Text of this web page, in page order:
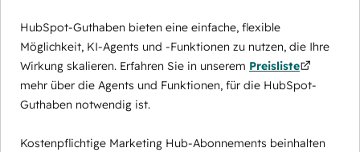
HubSpot-Guthaben bieten eine einfache, flexible
Möglichkeit, KI-Agents und -Funktionen zu nutzen, die Ihre
Wirkung skalieren. Erfahren Sie in unserem Preisliste
mehr über die Agents und Funktionen, für die HubSpot-
Guthaben notwendig ist.
Kostenpflichtige Marketing Hub-Abonnements beinhalten